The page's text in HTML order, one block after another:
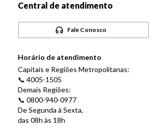
Central de atendimento
Fale Conosco
Horário de atendimento
Capitais e Regiões Metropolitanas:
📞 4005-1505
Demais Regiões:
📞 0800-940-0977
De Segunda à Sexta,
das 08h às 18h